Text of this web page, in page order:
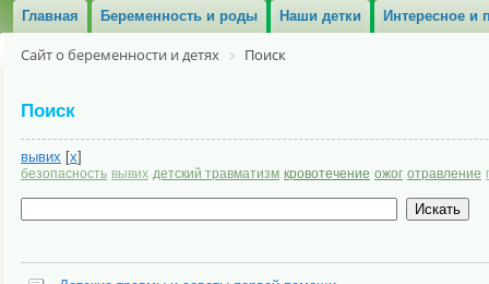
Главная Беременность и роды Наши детки Интересное и
Сайт о беременности и детях Поиск
Поиск
вывих [x]
безопасность вывих детский травматизм кровотечение ожог отравление